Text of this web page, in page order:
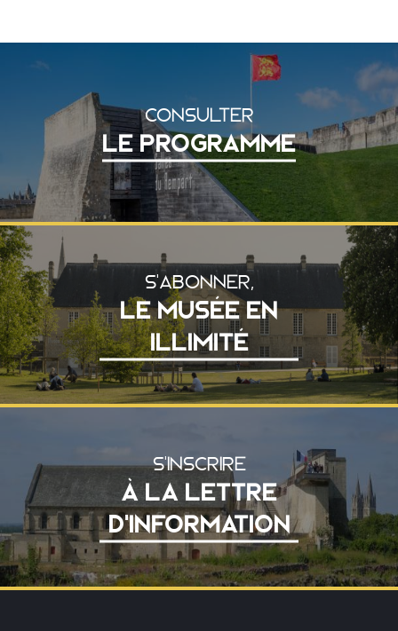
CONSULTER
LE PROGRAMME
S'ABONNER,
LE MUSÉE EN
ILLIMITÉ
S'INSCRIRE
À LA LETTRE
D'INFORMATION